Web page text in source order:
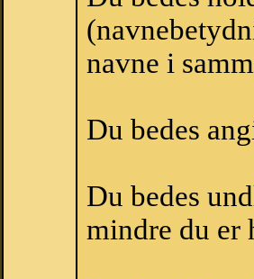
navne i
Du bedes
Du bedes
mindre du er